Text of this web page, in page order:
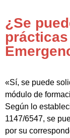
¿Se
«Sí, se puede
módulo de
Según lo
1147/6547, se
por su